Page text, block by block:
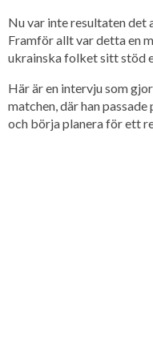
Nu var inte resultaten det
Framför allt var detta en
ukrainska folket sitt stöd
Här är en intervju som
matchen, där han
och börja planera för ett